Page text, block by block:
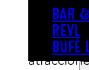
BAR
REVL
BUFÉ
tu patio
tiene